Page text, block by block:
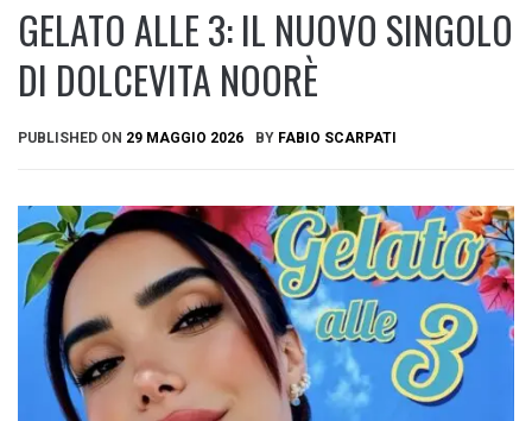
GELATO ALLE 3: IL NUOVO SINGOLO
DI DOLCEVITA NOORÈ
PUBLISHED ON 29 MAGGIO 2026 BY FABIO SCARPATI